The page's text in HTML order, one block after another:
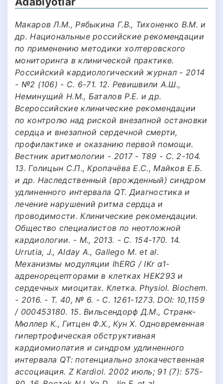
Макаров Л.М., Рябыкина Г.В., Тихоненко В.М. и
др. Национальные российские рекомендации
по применению методики холтеровского
мониторинга в клинической практике.
Российский кардиологический журнал - 2014
- №2 (106) - С. 6-71. 12. Ревишвили А.Ш.,
Неминущий Н.М., Баталов Р.Е. и др.
Всероссийские клинические рекомендации
по контролю над риской внезапной остановки
сердца и внезапной сердечной смерти,
профилактике и оказанию первой помощи.
Вестник аритмологии - 2017 - Т89 - С. 2-104.
13. Голицын С.П., Кропачёва Е.С., Майков Е.Б.
и др. Наследственный (врожденный) синдром
удлиненного интервала QT. Диагностика и
лечение нарушений ритма сердца и
проводимости. Клинические рекомендации.
Общество специалистов по неотложной
кардиологии. - М., 2013. - С. 154-170. 14.
Urrutia, J., Alday A., Gallego M. et al.
Механизмы модуляции IhERG / IKr α1-
адренорецепторами в клетках HEK293 и
сердечных миоцитах. Клетка. Physiol. Biochem.
- 2016. - Т. 40, № 6. - С. 1261-1273. DOI: 10,1159
/ 000453180. 15. Вильсендорф Д.М., Странк-
Мюллер К., Гитцен Ф.Х., Кун Х. Одновременная
гипертрофическая обструктивная
кардиомиопатия и синдром удлиненного
интервала QT: потенциально злокачественная
ассоциация. Z Kardiol. 2002 июль; 91 (7): 575-